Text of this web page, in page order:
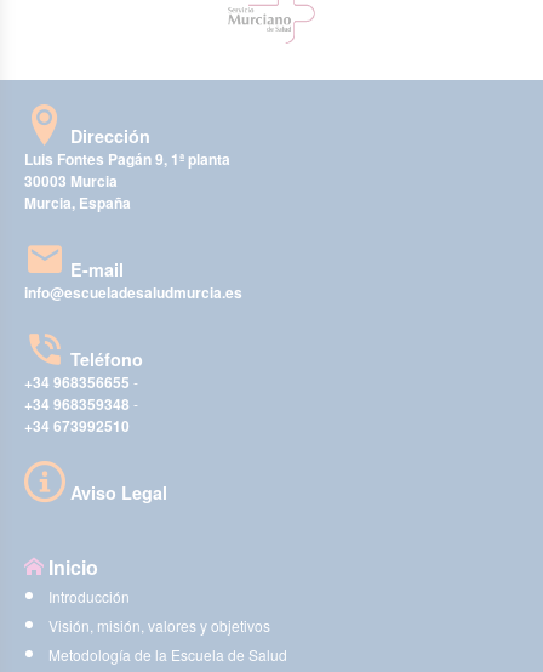
Dirección
Luis Fontes Pagán 9, 1ª planta
30003 Murcia
Murcia, España
E-mail
info@escueladesaludmurcia.es
Teléfono
+34 968356655 -
+34 968359348 -
+34 673992510
Aviso Legal
Inicio
Introducción
Visión, misión, valores y objetivos
Metodología de la Escuela de Salud